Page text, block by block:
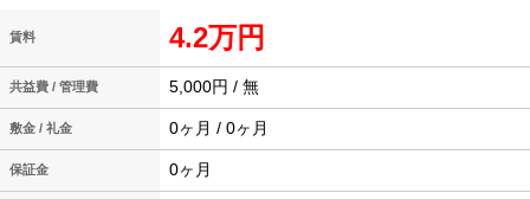
賃料 4.2万円
共益費 / 管理費 5,000円 / 無
敷金 / 礼金 0ヶ月 / 0ヶ月
保証金 0ヶ月